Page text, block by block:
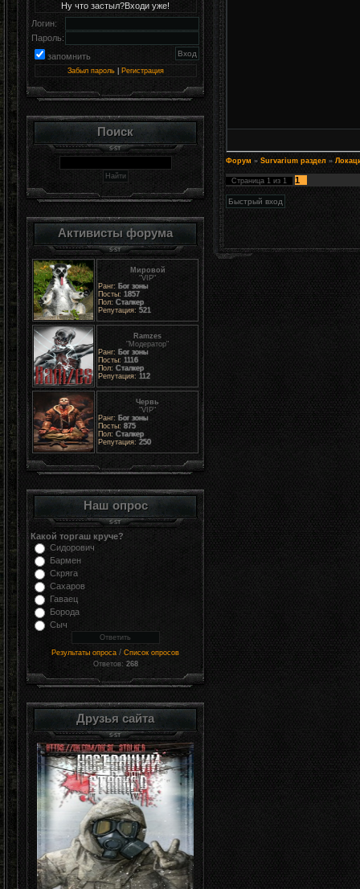
Ну что застыл?Входи уже!
Логин:
Пароль:
запомнить
Забыл пароль| Регистрация
Поиск
Активисты форума
Мировой
"VIP"
Ранг: Бог зоны
Посты: 1857
Пол: Сталкер
Репутация: 521
Ramzes
"Модератор"
Ранг: Бог зоны
Посты: 1116
Пол: Сталкер
Репутация: 112
Червь
"VIP"
Ранг: Бог зоны
Посты: 875
Пол: Сталкер
Репутация: 250
Наш опрос
Какой торгаш круче?
Сидорович
Бармен
Скряга
Сахаров
Гаваец
Борода
Сыч
Результаты опроса / Список опросов
Ответов: 268
Друзья сайта
Форум » Survarium раздел »
Страница 1 из 1 1